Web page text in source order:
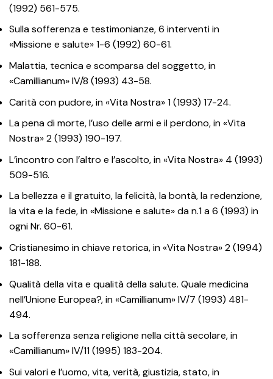
(1992) 561-575.
Sulla sofferenza e testimonianze, 6 interventi in
«Missione e salute» 1-6 (1992) 60-61.
Malattia, tecnica e scomparsa del soggetto, in
«Camillianum» IV/8 (1993) 43-58.
Carità con pudore, in «Vita Nostra» 1 (1993) 17-24.
La pena di morte, l’uso delle armi e il perdono, in «Vita
Nostra» 2 (1993) 190-197.
L’incontro con l’altro e l’ascolto, in «Vita Nostra» 4 (1993)
509-516.
La bellezza e il gratuito, la felicità, la bontà, la redenzione,
la vita e la fede, in «Missione e salute» da n.1 a 6 (1993) in
ogni Nr. 60-61.
Cristianesimo in chiave retorica, in «Vita Nostra» 2 (1994)
181-188.
Qualità della vita e qualità della salute. Quale medicina
nell’Unione Europea?, in «Camillianum» IV/7 (1993) 481-
494.
La sofferenza senza religione nella città secolare, in
«Camillianum» IV/11 (1995) 183-204.
Sui valori e l’uomo, vita, verità, giustizia, stato, in